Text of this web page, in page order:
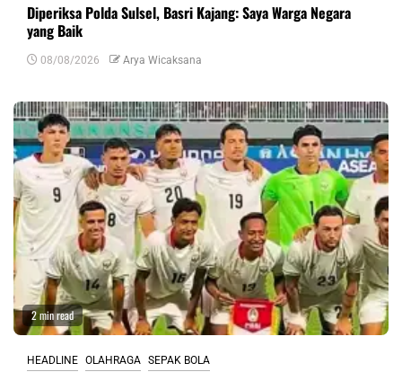
Diperiksa Polda Sulsel, Basri Kajang: Saya Warga Negara
yang Baik
08/08/2026 Arya Wicaksana
2 min read
HEADLINE OLAHRAGA SEPAK BOLA